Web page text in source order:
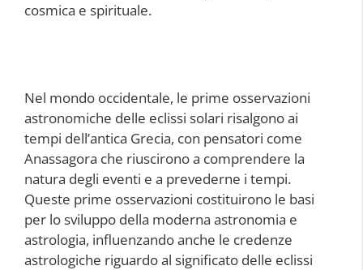
cosmica e spirituale.
Nel mondo occidentale, le prime osservazioni
astronomiche delle eclissi solari risalgono ai
tempi dell’antica Grecia, con pensatori come
Anassagora che riuscirono a comprendere la
natura degli eventi e a prevederne i tempi.
Queste prime osservazioni costituirono le basi
per lo sviluppo della moderna astronomia e
astrologia, influenzando anche le credenze
astrologiche riguardo al significato delle eclissi